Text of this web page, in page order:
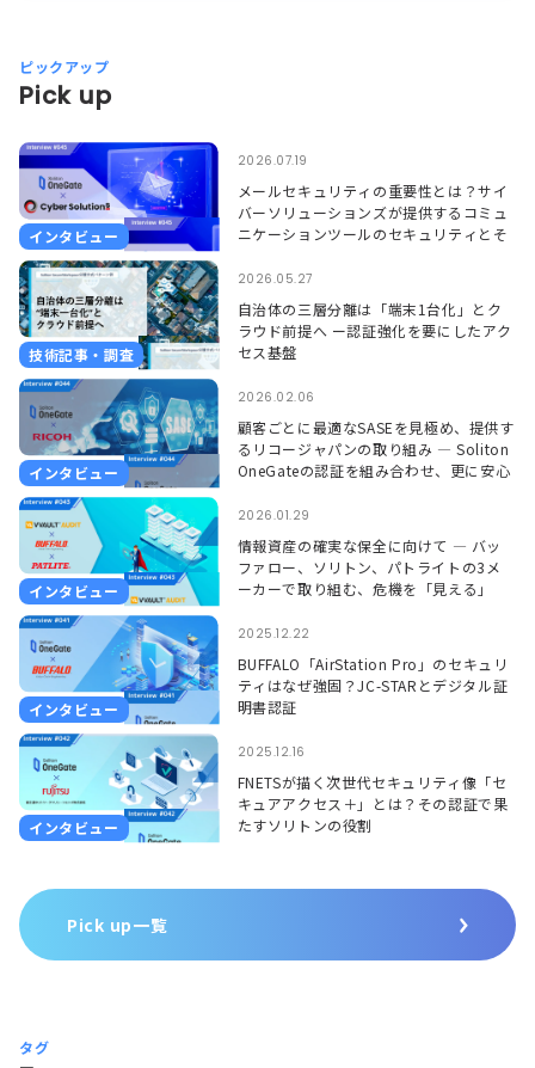
ピックアップ
Pick up
インタビュー
2026.07.19
メールセキュリティの重要性とは？サイ
バーソリューションズが提供するコミュ
ニケーションツールのセキュリティとそ
技術記事・調査
2026.05.27
自治体の三層分離は「端末1台化」とク
ラウド前提へ ー認証強化を要にしたアク
セス基盤
インタビュー
2026.02.06
顧客ごとに最適なSASEを見極め、提供す
るリコージャパンの取り組み ― Soliton
OneGateの認証を組み合わせ、更に安心
インタビュー
2026.01.29
情報資産の確実な保全に向けて ― バッ
ファロー、ソリトン、パトライトの3メ
ーカーで取り組む、危機を「見える」
―
インタビュー
2025.12.22
BUFFALO「AirStation Pro」のセキュリ
ティはなぜ強固？JC-STARとデジタル証
明書認証
インタビュー
2025.12.16
FNETSが描く次世代セキュリティ像「セ
キュアアクセス＋」とは？その認証で果
たすソリトンの役割
Pick up一覧
タグ